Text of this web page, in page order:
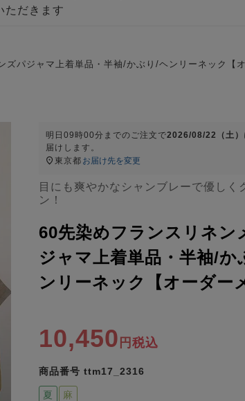
ただきます
ズパジャマ上着単品・半袖/かぶり/ヘンリーネック【
明日 09時00分 までのご注文で2026/08/22（土）
届けします。
東京都 お届け先を変更
目にも爽やかなシャンブレーで優しく
ン！
60先染めフランスリネン
ジャマ上着単品・半袖/か
ンリーネック【オーダー
10,450 税込
商品番号 ttm17_2316
夏 麻